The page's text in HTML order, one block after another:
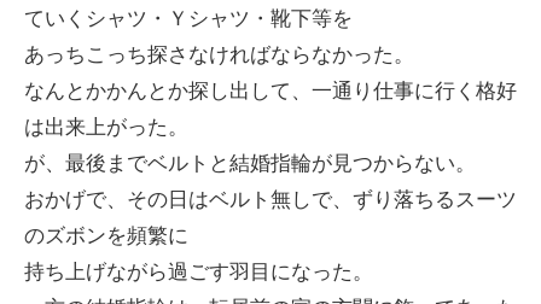
ていくシャツ・Ｙシャツ・靴下等を
あっちこっち探さなければならなかった。
なんとかかんとか探し出して、一通り仕事に行く格好
は出来上がった。
が、最後までベルトと結婚指輪が見つからない。
おかげで、その日はベルト無しで、ずり落ちるスーツ
のズボンを頻繁に
持ち上げながら過ごす羽目になった。